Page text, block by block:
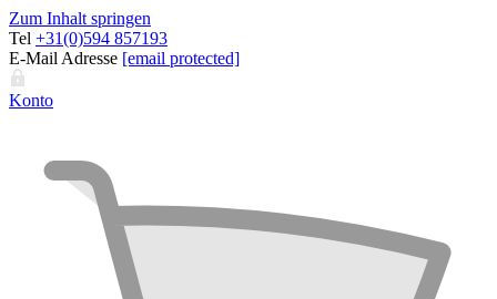
Zum Inhalt springen
Tel +31(0)594 857193
E-Mail Adresse [email protected]
Konto